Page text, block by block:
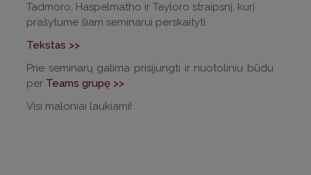
Tadmoro, Haspelmatho ir Tayloro straipsnį, kurį
prašytume šiam seminarui perskaityti.
Tekstas >>
Prie seminarų galima prisijungti ir nuotoliniu būdu
per Teams grupę >>
Visi maloniai laukiami!